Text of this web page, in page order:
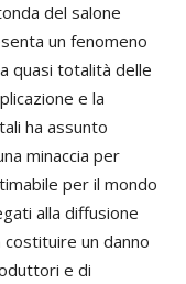
del salone
un fenomeno
quasi totalità delle
e la
ha assunto
minaccia per
per il mondo
alla diffusione
un danno
e di